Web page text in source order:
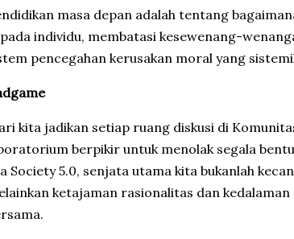
masa depan adalah tentang
individu, membatasi kesewenang-
pencegahan kerusakan moral yang
kita jadikan setiap ruang diskusi di
berpikir untuk menolak segala
Society 5.0, senjata utama kita bukanlah
ketajaman rasionalitas dan